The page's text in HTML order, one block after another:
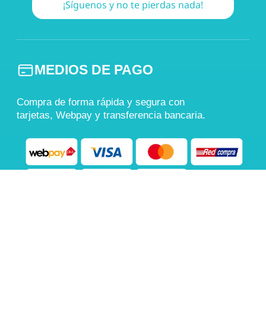
¡Síguenos y no te pierdas nada!
MEDIOS DE PAGO
Compra de forma rápida y segura con
tarjetas, Webpay y transferencia bancaria.